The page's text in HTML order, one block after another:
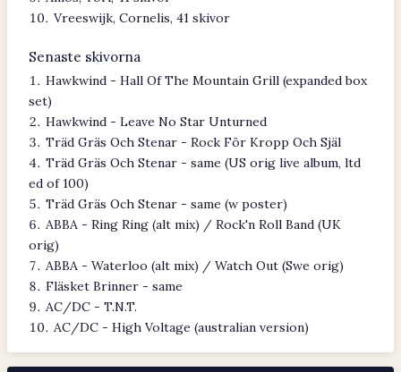
Vreeswijk, Cornelis, 41 skivor
Senaste skivorna
Hawkwind - Hall Of The Mountain Grill (expanded box
set)
Hawkwind - Leave No Star Unturned
Träd Gräs Och Stenar - Rock För Kropp Och Själ
Träd Gräs Och Stenar - same (US orig live album, ltd
ed of 100)
Träd Gräs Och Stenar - same (w poster)
ABBA - Ring Ring (alt mix) / Rock'n Roll Band (UK
orig)
ABBA - Waterloo (alt mix) / Watch Out (Swe orig)
Fläsket Brinner - same
AC/DC - T.N.T.
AC/DC - High Voltage (australian version)